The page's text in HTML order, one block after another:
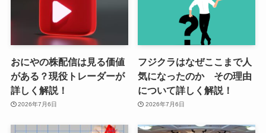
おにやの株配信は見る価値
がある？現役トレーダーが
詳しく解説！
2026年7月6日
フジクラはなぜここまで人
気になったのか その理由
について詳しく解説！
2026年7月6日